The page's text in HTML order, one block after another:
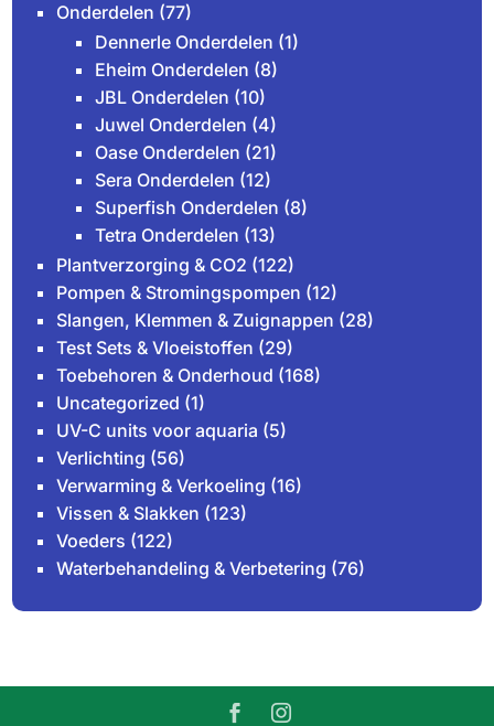
Onderdelen (77)
Dennerle Onderdelen (1)
Eheim Onderdelen (8)
JBL Onderdelen (10)
Juwel Onderdelen (4)
Oase Onderdelen (21)
Sera Onderdelen (12)
Superfish Onderdelen (8)
Tetra Onderdelen (13)
Plantverzorging & CO2 (122)
Pompen & Stromingspompen (12)
Slangen, Klemmen & Zuignappen (28)
Test Sets & Vloeistoffen (29)
Toebehoren & Onderhoud (168)
Uncategorized (1)
UV-C units voor aquaria (5)
Verlichting (56)
Verwarming & Verkoeling (16)
Vissen & Slakken (123)
Voeders (122)
Waterbehandeling & Verbetering (76)